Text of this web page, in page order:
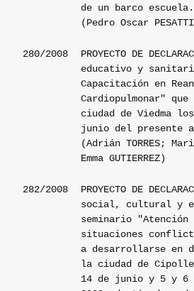
de un barco escuela.
(Pedro Oscar
280/2008
PROYECTO DE
educativo y
Capacitación en
Cardiopulmonar"
ciudad de Viedma
junio del presente
(Adrián TORRES;
Emma GUTIERREZ)
282/2008
PROYECTO DE
social, cultural y
seminario "Atención
situaciones
a desarrollarse en
la ciudad de
14 de junio y 5 y 6